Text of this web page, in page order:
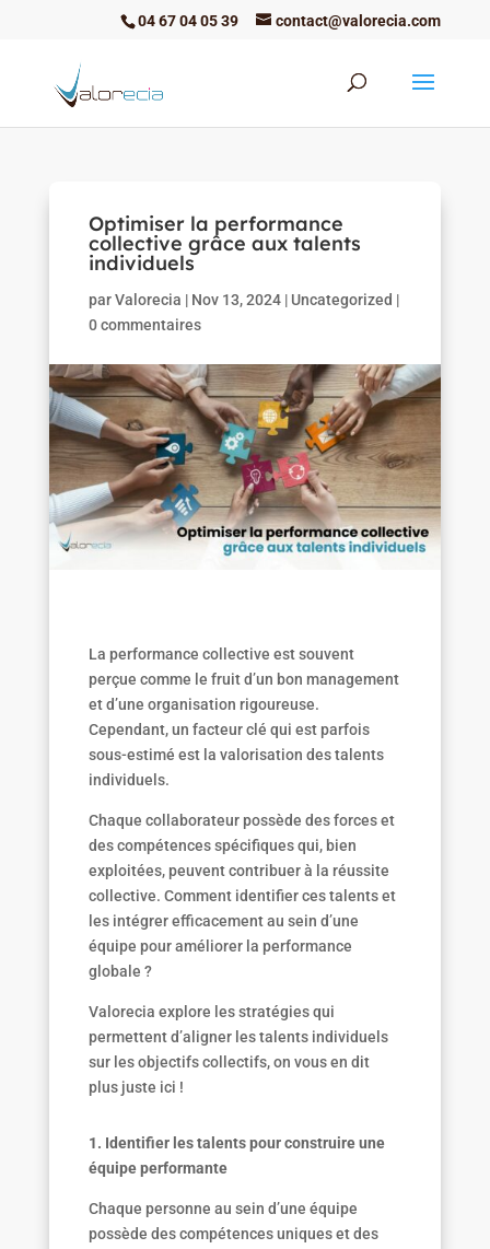
04 67 04 05 39 contact@valorecia.com
Optimiser la performance
collective grâce aux talents
individuels
parValorecia | Nov 13, 2024| Uncategorized |
0 commentaires
La performance collective est souvent
perçue comme le fruit d’un bon management
et d’une organisation rigoureuse.
Cependant, un facteur clé qui est parfois
sous-estimé est la valorisation des talents
individuels.
Chaque collaborateur possède des forces et
des compétences spécifiques qui, bien
exploitées, peuvent contribuer à la réussite
collective. Comment identifier ces talents et
les intégrer efficacement au sein d’une
équipe pour améliorer la performance
globale ?
Valorecia explore les stratégies qui
permettent d’aligner les talents individuels
sur les objectifs collectifs, on vous en dit
plus juste ici !
1. Identifier les talents pour construire une
équipe performante
Chaque personne au sein d’une équipe
possède des compétences uniques et des